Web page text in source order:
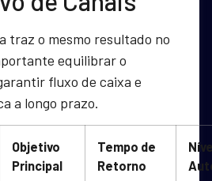
traz o mesmo resultado no
equilibrar o
fluxo de caixa e
a longo prazo.
Objetivo
Principal
Tempo de
Retorno